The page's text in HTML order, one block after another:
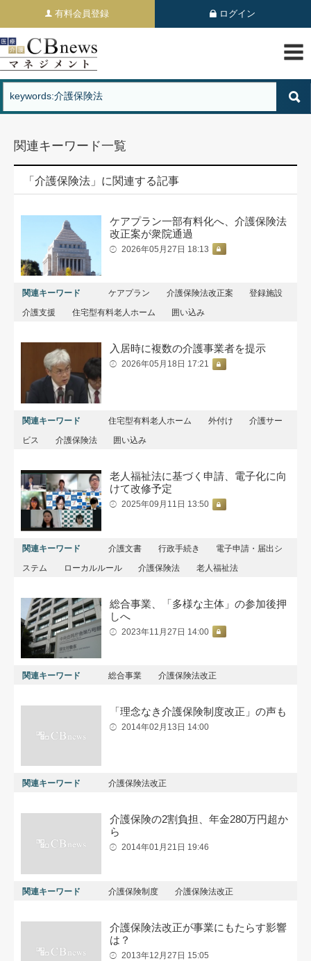
有料会員登録 ログイン
関連キーワード一覧
「介護保険法」に関連する記事
ケアプラン一部有料化へ、介護保険法
改正案が衆院通過
2026年05月27日 18:13
関連キーワード ケアプラン 介護保険法改正案
登録施設
介護支援
住宅型有料老人ホーム 囲い込み
入居時に複数の介護事業者を提示
2026年05月18日 17:21
関連キーワード 住宅型有料老人ホーム 外付け
介護サー
ビス
介護保険法 囲い込み
老人福祉法に基づく申請、電子化に向
けて改修予定
2025年09月11日 13:50
関連キーワード 介護文書 行政手続き
電子申請・届出シ
ステム
ローカルルール 介護保険法 老人福祉法
総合事業、「多様な主体」の参加後押
しへ
2023年11月27日 14:00
関連キーワード 総合事業 介護保険法改正
「理念なき介護保険制度改正」の声も
2014年02月13日 14:00
関連キーワード 介護保険法改正
介護保険の2割負担、年金280万円超か
ら
2014年01月21日 19:46
関連キーワード 介護保険制度 介護保険法改正
介護保険法改正が事業にもたらす影響
は？
2013年12月27日 15:05